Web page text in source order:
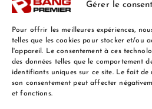
Gérer le
Pour offrir les meilleures expériences,
telles que les cookies pour stocker et/ou
l'appareil. Le consentement à ces
des données telles que le comportement
identifiants uniques sur ce site. Le fait de
son consentement peut affecter
et fonctions.
Mentions Légales